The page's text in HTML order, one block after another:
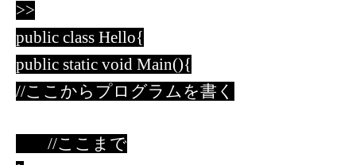
>>
public class Hello{
public static void Main(){
//ここからプログラムを書く
//ここまで